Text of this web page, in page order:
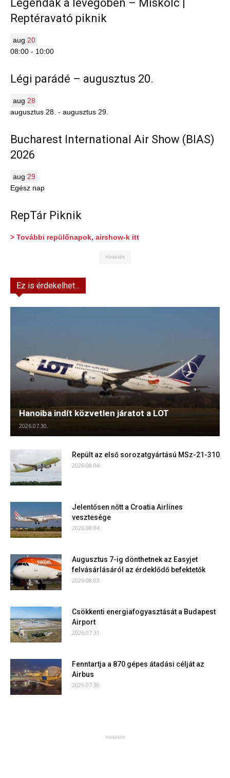
Legendák a levegőben – Miskolc |
Reptéravató piknik
aug 20
08:00 - 10:00
Légi parádé – augusztus 20.
aug 28
augusztus 28. - augusztus 29.
Bucharest International Air Show (BIAS)
2026
aug 29
Egész nap
RepTár Piknik
> További repülőnapok, airshow-k itt
Hirdetés
Ez is érdekelhet...
Hanoiba indít közvetlen járatot a LOT
2026.07.30.
Repült az első sorozatgyártású MSz-21-310
2026.08.04.
Jelentősen nőtt a Croatia Airlines
vesztesége
2026.08.04.
Augusztus 7-ig dönthetnek az Easyjet
felvásárlásáról az érdeklődő befektetők
2026.08.03.
Csökkenti energiafogyasztását a Budapest
Airport
2026.07.31.
Fenntartja a 870 gépes átadási célját az
Airbus
2026.07.30.
Hirdetés